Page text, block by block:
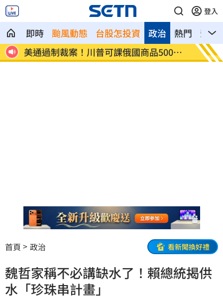
登入
即時 颱風動態 台股怎投資 熱門 影音
政治
俄國商品500%
日本銀髮族瘋工作 逾4成想做到
首頁 政治 看新聞換好禮
魏哲家稱不必講缺水了！賴總統揭供
水「珍珠串計畫」